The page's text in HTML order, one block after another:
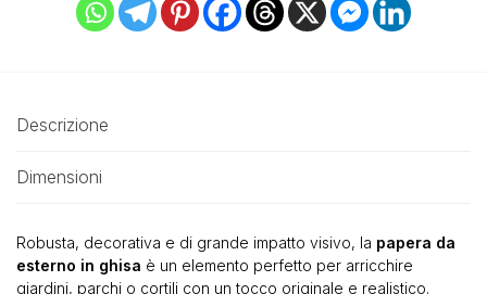
Descrizione
Dimensioni
Robusta, decorativa e di grande impatto visivo, la papera da
esterno in ghisa è un elemento perfetto per arricchire
giardini, parchi o cortili con un tocco originale e realistico.